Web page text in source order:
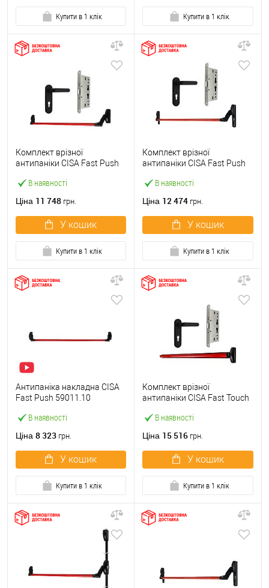
Купити в 1 клік Купити в 1 клік
В наявності
Комплект врізної
антипаніки CISA Fast Push
із замком та ручкою
Ціна 11 748 грн.
У кошик
Купити в 1 клік
В наявності
Комплект врізної
антипаніки CISA Fast Push
червоний із замком та
Ціна 12 474 грн.
У кошик
Купити в 1 клік
В наявності
Антипаніка накладна CISA
Fast Push 59011.10
штангою 1200 мм червона
Ціна 8 323 грн.
У кошик
Купити в 1 клік
В наявності
Комплект врізної
антипаніки CISA Fast Touch
із замком та ручкою
Ціна 15 516 грн.
У кошик
Купити в 1 клік